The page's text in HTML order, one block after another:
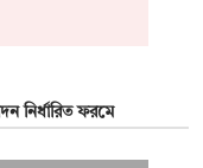
নির্ধারিত ফরমে